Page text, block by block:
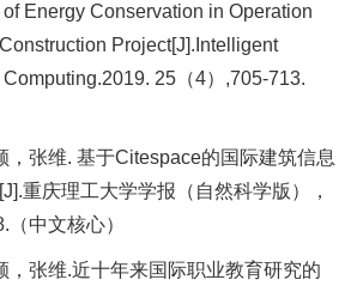
Energy Conservation in Operation
Project[J]. Intelligent
25 （4） ,705-713.
，张维. 基于Citespace的国际建筑信息
[J].重庆理工大学学报（自然科学版），
（中文核心）
，张维.近十年来国际职业教育研究的